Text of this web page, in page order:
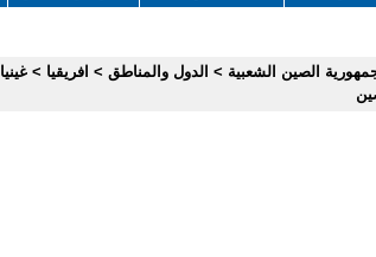
الصين الشعبية > الدول والمناطق > افريقيا > غينيا